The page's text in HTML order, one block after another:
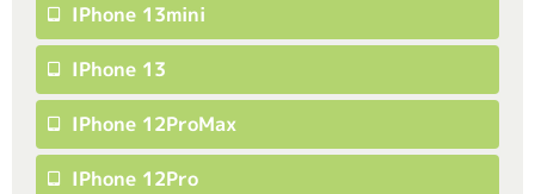
IPhone 13mini
IPhone 13
IPhone 12ProMax
IPhone 12Pro